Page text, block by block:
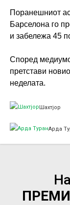
Поранешниот
Барселона го
и забележа 45
Според
претстави
неделата.
Шахтјор
Арда